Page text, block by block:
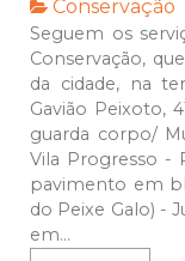
Conservação
Seguem os
Conservação,
da cidade, na
Gavião Peixoto,
guarda corpo/
Vila Progresso -
pavimento em
do Peixe Galo) -
em...